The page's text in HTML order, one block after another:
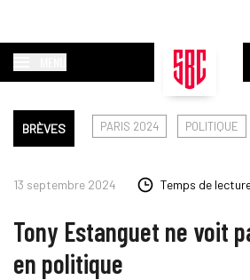
BRÈVES PARIS 2024 POLITIQUE
13 septembre 2024 Temps de
Tony Estanguet ne voit
en politique